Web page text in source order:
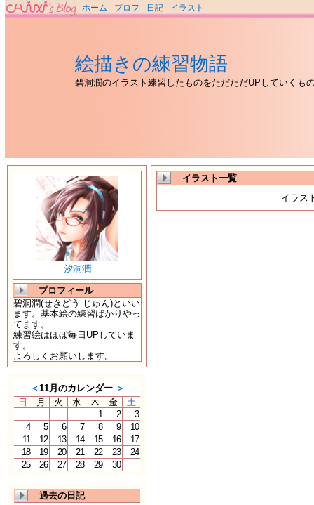
ホーム プロフ 日記 イラスト
絵描きの練習物語
碧洞潤のイラスト練習したものをただただUPしていくも
汐洞潤
プロフィール
碧洞潤(せきどう じゅん)といい
ます。基本絵の練習ばかりやっ
てます。
練習絵はほぼ毎日UPしていま
す。
よろしくお願いします。
＜11月のカレンダー ＞
日
月 火 水 木 金
土
1
2
3
4
5 6 7 8 9
10
11
12 13 14 15 16
17
18
19 20 21 22 23
24
25
26 27 28 29 30
過去の日記
イラスト一覧
イラス